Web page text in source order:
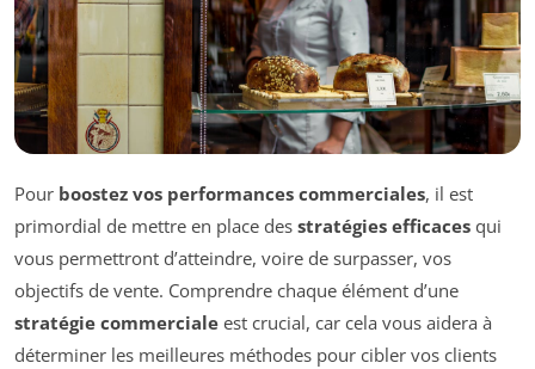
Pour boostez vos performances commerciales, il est
primordial de mettre en place des stratégies efficaces qui
vous permettront d’atteindre, voire de surpasser, vos
objectifs de vente. Comprendre chaque élément d’une
stratégie commerciale est crucial, car cela vous aidera à
déterminer les meilleures méthodes pour cibler vos clients